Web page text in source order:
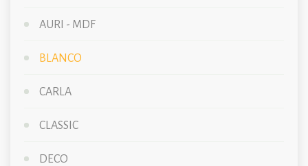
AURI - MDF
BLANCO
CARLA
CLASSIC
DECO